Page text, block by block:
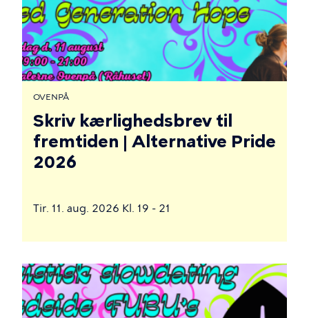
OVENPÅ
Skriv kærlighedsbrev til
fremtiden | Alternative Pride
2026
Tir. 11. aug. 2026 Kl. 19 - 21